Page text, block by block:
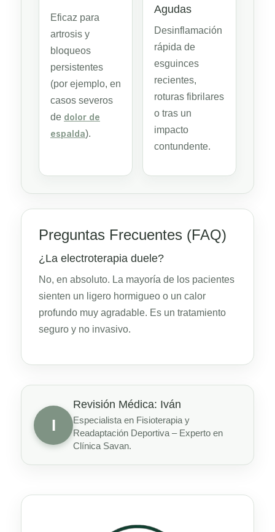
Eficaz para
artrosis y
bloqueos
persistentes
(por ejemplo, en
casos severos
de dolor de
espalda).
Agudas
Desinflamación
rápida de
esguinces
recientes,
roturas fibrilares
o tras un
impacto
contundente.
Preguntas Frecuentes (FAQ)
¿La electroterapia duele?
No, en absoluto. La mayoría de los pacientes
sienten un ligero hormigueo o un calor
profundo muy agradable. Es un tratamiento
seguro y no invasivo.
I
Revisión Médica: Iván
Especialista en Fisioterapia y
Readaptación Deportiva – Experto en
Clínica Savan.